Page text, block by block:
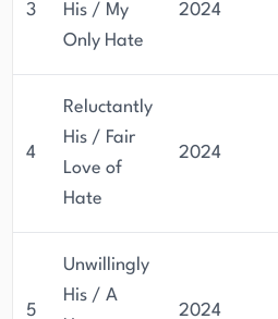
3
His / My
Only Hate
2024
4
Reluctantly
His / Fair
Love of
Hate
2024
5
Unwillingly
His / A
2024